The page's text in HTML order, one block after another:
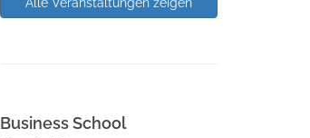
Business School